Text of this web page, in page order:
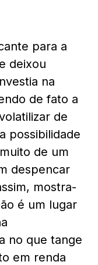
para a
deixou
na
de fato a
de
possibilidade
de um
despencar
mostra-
é um lugar
no que tange
em renda